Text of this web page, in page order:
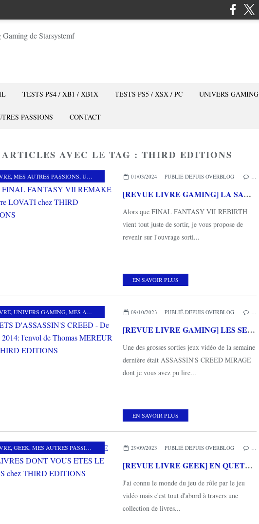
TESTS PS4 / XB1 / XB1X TESTS PS5 / XSX / PC UNIVERS GAMING
PASSIONS CONTACT
ARTICLES AVEC LE TAG : THIRD EDITIONS
, MES AUTRES PASSIONS, UNIVERS GAMING ,THIRD EDITIONS
01/03/2024 PUBLIÉ DEPUIS OVERBLOG
[REVUE LIVRE GAMING] LA SAGA FINAL FANTASY VII REMAKE de Pierre LOVATI chez THIRD EDITIONS
Alors que FINAL FANTASY VII REBIRTH
vient tout juste de sortir, je vous propose de
revenir sur l'ouvrage sorti...
EN SAVOIR PLUS
, UNIVERS GAMING, MES AUTRES PASSIONS ,MES COUPS DE COEUR,THIRD EDITIONS
09/10/2023 PUBLIÉ DEPUIS OVERBLOG
[REVUE LIVRE GAMING] LES SECRETS D'ASSASSIN'S CREED - De 2007 à 2014: l'envol de Thomas MEREUR chez THIRD EDITIONS
Une des grosses sorties jeux vidéo de la semaine
dernière était ASSASSIN'S CREED MIRAGE
dont je vous avez pu lire...
EN SAVOIR PLUS
, GEEK, MES AUTRES PASSIONS MES COUPS DE COEUR ,THIRD EDITIONS
29/09/2023 PUBLIÉ DEPUIS OVERBLOG
[REVUE LIVRE GEEK] EN QUETE DES LIVRES DONT VOUS ETES LE HEROS chez THIRD EDITIONS
J'ai connu le monde du jeu de rôle par le jeu
vidéo mais c'est tout d'abord à travers une
collection de livres...